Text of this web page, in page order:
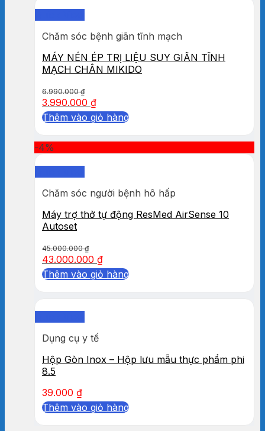
Chăm sóc bệnh giãn tĩnh mạch
MÁY NÉN ÉP TRỊ LIỆU SUY GIÃN TĨNH
MẠCH CHÂN MIKIDO
6.990.000₫
3.990.000 ₫
Thêm vào giỏ hàng
-4%
Chăm sóc người bệnh hô hấp
Máy trợ thở tự động ResMed AirSense 10
Autoset
45.000.000₫
43.000.000 ₫
Thêm vào giỏ hàng
Dụng cụ y tế
Hộp Gòn Inox – Hộp lưu mẫu thực phẩm phi
8.5
39.000 ₫
Thêm vào giỏ hàng